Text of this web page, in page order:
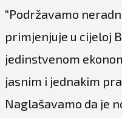
“Podržavamo
primjenjuje u cijeloj
jedinstvenom
jasnim i jednakim
Naglašavamo da je